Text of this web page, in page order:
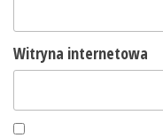
Witryna internetowa